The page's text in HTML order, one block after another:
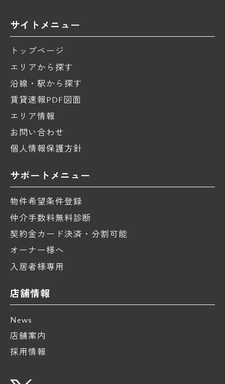
サイトメニュー
トップページ
エリアから探す
沿線・駅から探す
賃貸速報PDF図面
エリア情報
お問い合わせ
個人情報保護方針
サポートメニュー
物件希望条件登録
仲介手数料無料診断
契約金カード決済・分割可能
オーナー様へ
入居者様専用
店舗情報
News
店舗案内
採用情報